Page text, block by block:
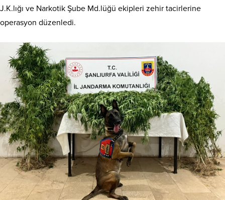
J.K.lığı ve Narkotik Şube Md.lüğü ekipleri zehir tacirlerine
operasyon düzenledi.